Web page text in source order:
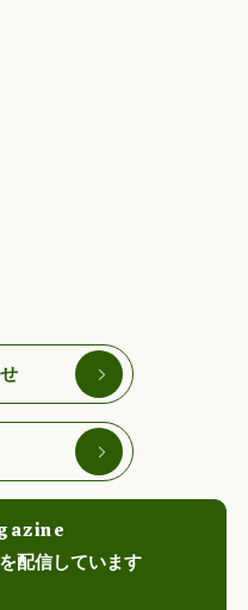
配信しています